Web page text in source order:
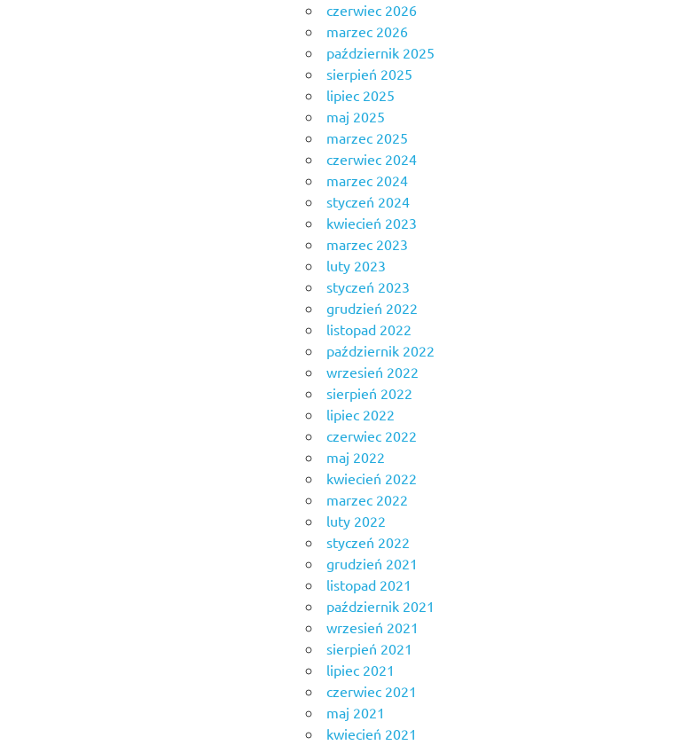
czerwiec 2026
marzec 2026
październik 2025
sierpień 2025
lipiec 2025
maj 2025
marzec 2025
czerwiec 2024
marzec 2024
styczeń 2024
kwiecień 2023
marzec 2023
luty 2023
styczeń 2023
grudzień 2022
listopad 2022
październik 2022
wrzesień 2022
sierpień 2022
lipiec 2022
czerwiec 2022
maj 2022
kwiecień 2022
marzec 2022
luty 2022
styczeń 2022
grudzień 2021
listopad 2021
październik 2021
wrzesień 2021
sierpień 2021
lipiec 2021
czerwiec 2021
maj 2021
kwiecień 2021